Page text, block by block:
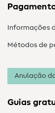
Informações
Métodos de
Anulação
Guias